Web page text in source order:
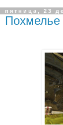
пятница, 23
Похмелье